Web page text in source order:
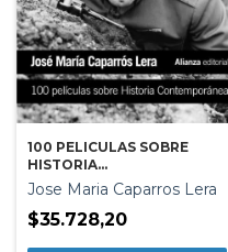
100 PELICULAS SOBRE
HISTORIA
CONTEMPORÁNEA
Jose Maria Caparros Lera
$35.728,20